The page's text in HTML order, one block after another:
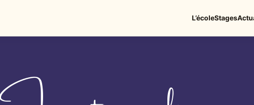
L’écoleStages